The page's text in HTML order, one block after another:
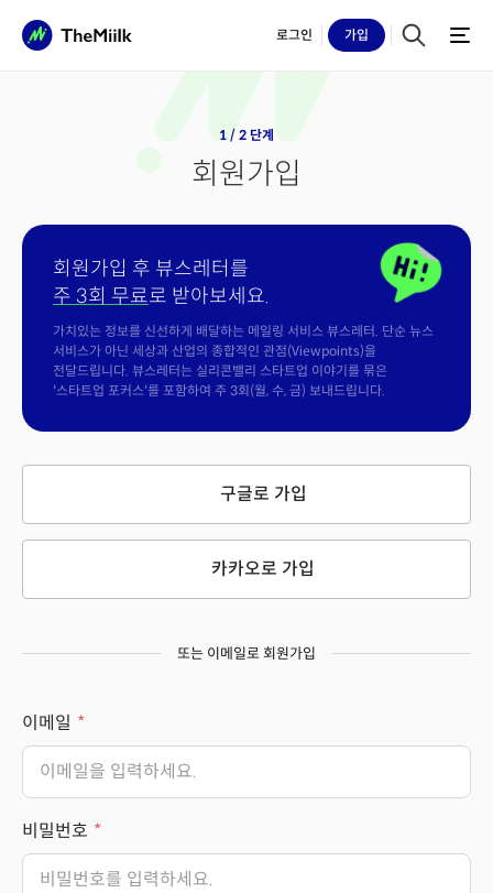
로그인 가입
1 / 2 단계
회원가입
회원가입 후 뷰스레터를
주 3회 무료로 받아보세요.
가치있는 정보를 신선하게 배달하는 메일링 서비스 뷰스레터. 단순 뉴스
서비스가 아닌 세상과 산업의 종합적인 관점(Viewpoints)을
전달드립니다. 뷰스레터는 실리콘밸리 스타트업 이야기를 묶은
'스타트업 포커스'를 포함하여 주 3회(월, 수, 금) 보내드립니다.
구글로 가입
카카오로 가입
또는 이메일로 회원가입
이메일
비밀번호